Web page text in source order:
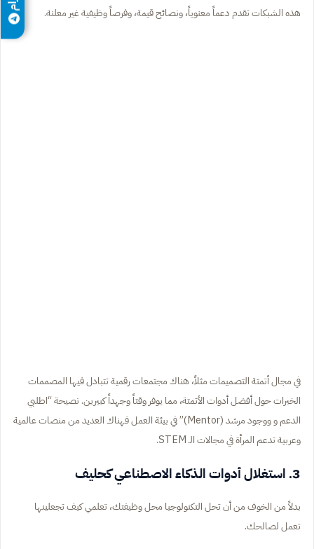
هذه الشبكات تقدم دعماً معنوياً، ونصائح قيمة، وفرصاً وظيفية غير معلنة.
في مجال أتمتة التصميمات مثلاً، هناك مجتمعات رقمية تتبادل فيها المصممات
الخبرات حول أفضل أدوات الأتمتة، مما يوفر وقتاً وجهداً كبيرين. نصيحة “اطلبي
الدعم و ووجود مرشد (Mentor)” في بيئة العمل فهناك العديد من منصات عالمية
وعربية تدعم المرأة في مجالات الـ STEM.
3. استغلال أدوات الذكاء الاصطناعي كحليف
بدلاً من الخوف من أن تحل التكنولوجيا محل وظيفتك، تعلمي كيف تجعلينها
تعمل لصالحك.